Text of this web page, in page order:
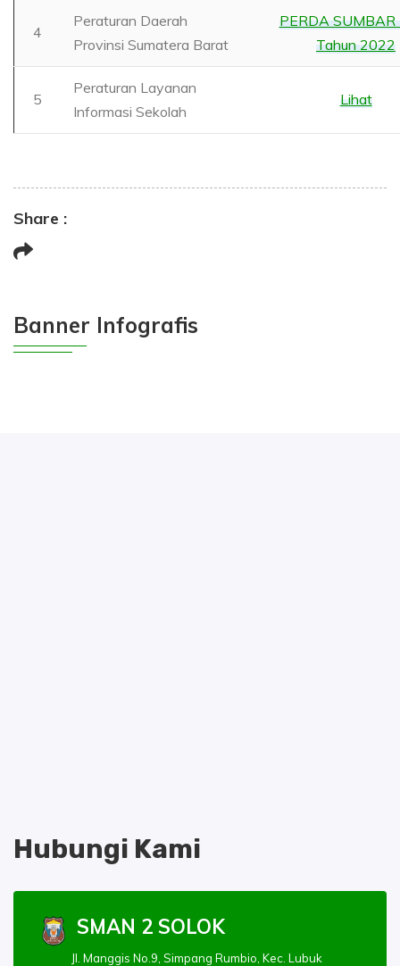
4
Peraturan Daerah
Provinsi Sumatera Barat
PERDA SUMBAR
Tahun 2022
5
Peraturan Layanan
Informasi Sekolah
Lihat
Share :
Banner Infografis
Hubungi Kami
SMAN 2 SOLOK
Jl. Manggis No.9, Simpang Rumbio, Kec. Lubuk